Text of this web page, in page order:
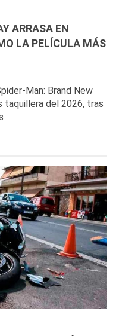
ARRASA EN
LA PELÍCULA MÁS
Man: Brand New
taquillera del 2026, tras